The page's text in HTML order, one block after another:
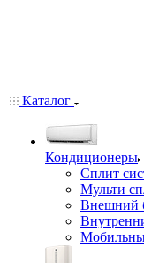
Каталог
Кондиционеры
Сплит
Мульти
Внешний